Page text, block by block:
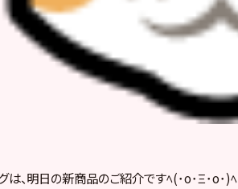
は、明日の新商品のご紹介ですﾍ(･o･Ξ･o･)ﾍ